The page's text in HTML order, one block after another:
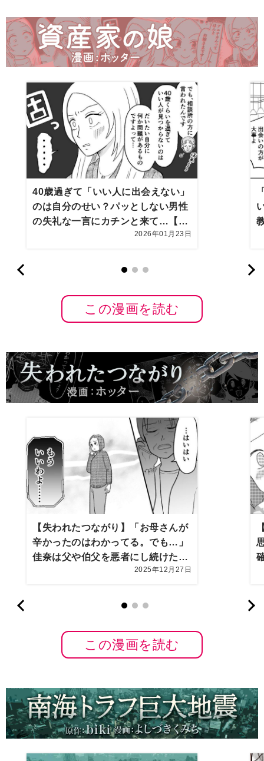
40歳過ぎて「いい人に出会えない」
のは自分のせい？パッとしない男性
の失礼な一言にカチンと来て…【資
産家の娘】第10話まんが2026年01月23日
この漫画を読む
【失われたつながり】「お母さんが
辛かったのはわかってる。でも…」
佳奈は父や伯父を悪者にし続けた母
に電話をかけて…【第10話まんが】
2025年12月27日
この漫画を読む